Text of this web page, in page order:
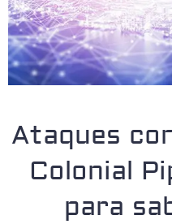
Ataques
Colonial
para